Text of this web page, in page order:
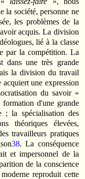
la société, personne ne
les problèmes de la
acquis. La division
lié à la classe
par la compétition. La
dans une très grande
la division du travail
une expression
du savoir »
d'une grande
; la spécialisation des
théoriques élevées,
travailleurs pratiques
38. La conséquence
et impersonnel de la
de la conscience
reproduit cette